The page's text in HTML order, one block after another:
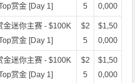
赏金 [Day 1]
5
0,000
金迷你主赛 - $100K
赏金 [Day 1]
$2
5
$1,50
0,000
金迷你主赛 - $100K
赏金 [Day 1]
$2
5
$1,50
0,000